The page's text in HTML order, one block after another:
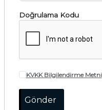
Doğrulama Kodu
KVKK Bilgilendirme Metni